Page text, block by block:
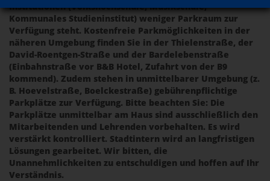
Institutionen (Volkshochschule, Musikschule,
Kommunales Studieninstitut) weniger Parkraum zur
Verfügung steht. Kostenfreie Parkmöglichkeiten in der
näheren Umgebung finden Sie in der Thielenstraße, der
David-Roentgen-Straße und der Bardelebenstraße
(Einbahnstraße vor B&B Hotel, Zufahrt von der B9
kommend). Zudem stehen in unmittelbarer Umgebung (z.
B. Hoevelstraße, Boelckestraße) gebührenpflichtige
Parkplätze zur Verfügung. Bitte beachten Sie: Die
Parkplätze unmittelbar am Haus sind ausschließlich den
Mitarbeitenden und Lehrenden vorbehalten. Es wird
verstärkt kontrolliert. Stadtintern wird an langfristigen
Lösungen gearbeitet. Wir bitten, die
Unannehmlichkeiten zu entschuldigen und hoffen auf Ihr
Verständnis.